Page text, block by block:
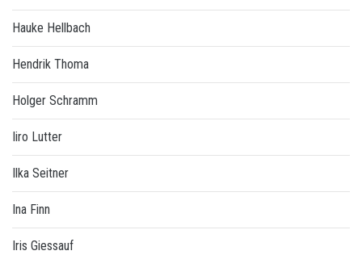
Hauke Hellbach
Hendrik Thoma
Holger Schramm
Iiro Lutter
Ilka Seitner
Ina Finn
Iris Giessauf